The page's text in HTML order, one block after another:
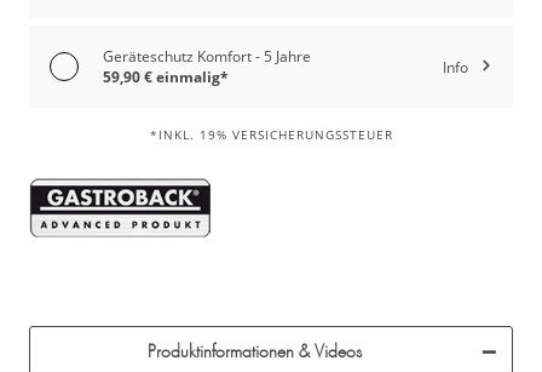
Geräteschutz Komfort - 5 Jahre
59,90 € einmalig*
Info
*INKL. 19% VERSICHERUNGSSTEUER
Produktinformationen & Videos